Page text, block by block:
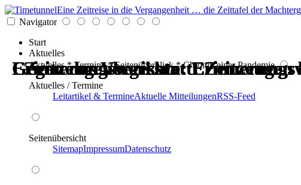
Eine Zeitreise in die Vergangenheit … die Zeittafel der
Navigator
Start
Aktuelles
Aktuelles * Termine * Seitenüberblick * Chronik einer Pandemie
Aktuelles / Termine
Leitartikel & TermineAktuelle MitteilungenRSS-Feed
Seitenübersicht
SitemapImpressumDatenschutz
Erinnerungswerkstatt: Zeitzeugen
Zeitzeugenberichte:
Gegen das Vergessen:
Erinnerungswerkstatt: Zeitzeugen
Zeitzeugenberichte:
Gegen das Vergessen: